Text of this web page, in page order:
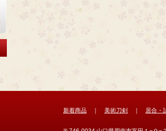
新着商品 美術刀剣 居合・